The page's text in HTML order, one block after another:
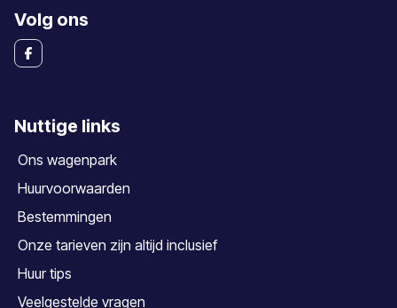
Volg ons
Nuttige links
Ons wagenpark
Huurvoorwaarden
Bestemmingen
Onze tarieven zijn altijd inclusief
Huur tips
Veelgestelde vragen